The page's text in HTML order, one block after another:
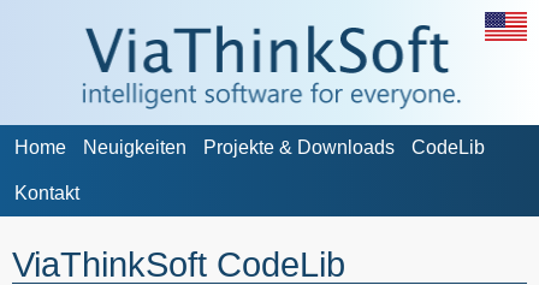
Home Neuigkeiten Projekte & Downloads CodeLib
Kontakt
ViaThinkSoft CodeLib